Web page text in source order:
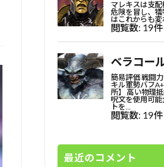
最近のコメント